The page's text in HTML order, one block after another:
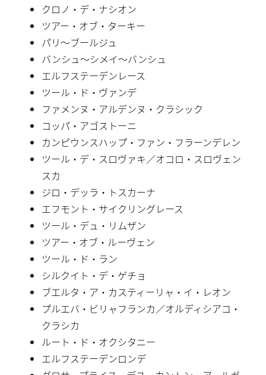
クロノ・デ・ナシオン
ツアー・オブ・ターキー
パリ〜ブールジュ
バンシュ〜シメイ〜バンシュ
エルフステーデンレース
ツール・ド・ヴァンデ
ファメンヌ・アルデンヌ・クラシック
コッパ・アゴストーニ
カンピウンスハップ・ファン・フラーンデレン
ツール・デ・スロヴァキ／オコロ・スロヴェン
スカ
ジロ・デッラ・トスカーナ
エフモント・サイクリングレース
ツール・デュ・リムザン
ツアー・オブ・ルーヴェン
ツール・ド・ラン
シルクイト・デ・ゲチョ
ブエルタ・ア・カスティーリャ・イ・レオン
プルエバ・ビリャフランカ／オルディシアコ・
クラシカ
ルート・ド・オクシタニー
エルフステーデンロンデ